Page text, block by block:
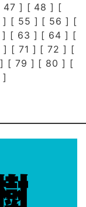
47 ] [ 48 ] [
] [ 55 ] [ 56 ] [
] [ 63 ] [ 64 ] [
] [ 71 ] [72 ] [
] [ 79 ] [ 80 ] [
]